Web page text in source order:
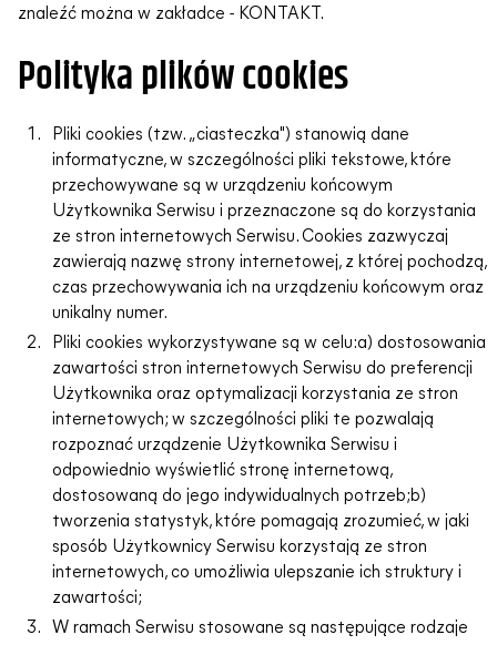
znaleźć można w zakładce - KONTAKT.
Polityka plików cookies
Pliki cookies (tzw. „ciasteczka") stanowią dane
informatyczne, w szczególności pliki tekstowe, które
przechowywane są w urządzeniu końcowym
Użytkownika Serwisu i przeznaczone są do korzystania
ze stron internetowych Serwisu. Cookies zazwyczaj
zawierają nazwę strony internetowej, z której pochodzą,
czas przechowywania ich na urządzeniu końcowym oraz
unikalny numer.
Pliki cookies wykorzystywane są w celu:a) dostosowania
zawartości stron internetowych Serwisu do preferencji
Użytkownika oraz optymalizacji korzystania ze stron
internetowych; w szczególności pliki te pozwalają
rozpoznać urządzenie Użytkownika Serwisu i
odpowiednio wyświetlić stronę internetową,
dostosowaną do jego indywidualnych potrzeb;b)
tworzenia statystyk, które pomagają zrozumieć, w jaki
sposób Użytkownicy Serwisu korzystają ze stron
internetowych, co umożliwia ulepszanie ich struktury i
zawartości;
W ramach Serwisu stosowane są następujące rodzaje